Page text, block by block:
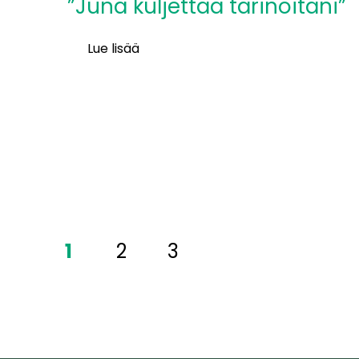
”Juna kuljettaa tarinoitani”
Lue lisää
1 2 3